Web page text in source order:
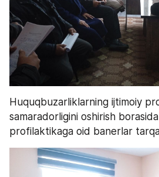
Huquqbuzarliklarning ijtimoiy
samaradorligini oshirish
profilaktikaga oid banerlar